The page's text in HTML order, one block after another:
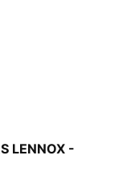
LENNOX -